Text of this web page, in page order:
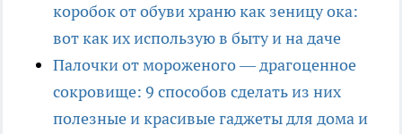
коробок от обуви храню как зеницу ока:
вот как их использую в быту и на даче
Палочки от мороженого — драгоценное
сокровище: 9 способов сделать из них
полезные и красивые гаджеты для дома и